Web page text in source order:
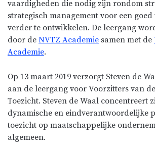
vaardigheden die nodig zijn rondom
strategisch management voor een
verder te ontwikkelen. De leergang
door de NVTZ Academie samen met de
Academie.
Op 13 maart 2019 verzorgt Steven de
aan de leergang voor Voorzitters van
Toezicht. Steven de Waal concentreert
dynamische en eindverantwoordelijke
toezicht op maatschappelijke
algemeen.